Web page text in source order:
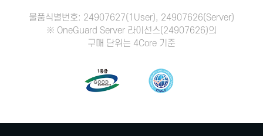
물품식별번호: 24907627(1User), 24907626(Server)
※ OneGuard Server 라이선스(24907626)의
구매 단위는 4Core 기준